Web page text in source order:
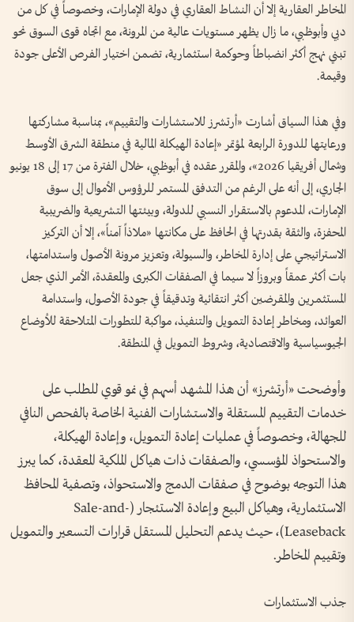
المخاطر العقارية إلا أن النشاط العقاري في دولة الإمارات، وخصوصاً في كل من
دبي وأبوظبي، ما زال يظهر مستويات عالية من المرونة، مع اتجاه قوى السوق نحو
تبني نهج أكثر انضباطاً وحوكمة استثمارية، تضمن اختيار الفرص الأعلى جودة
وقيمة.
وفي هذا السياق أشارت «أرتشرز للاستشارات والتقييم»، بمناسبة مشاركتها
ورعايتها للدورة الرابعة لمؤتمر «إعادة الهيكلة المالية في منطقة الشرق الأوسط
وشمال أفريقيا 2026»، والمقرر عقده في أبوظبي، خلال الفترة من 17 إلى 18 يونيو
الجاري، إلى أنه على الرغم من التدفق المستمر للرؤوس الأموال إلى سوق
الإمارات، المدعوم بالاستقرار النسبي للدولة، وبيئتها التشريعية والضريبية
المحفزة، والثقة بقدرتها في الحافظ على مكانتها «ملاذاً آمناً»، إلا أن التركيز
الاستراتيجي على إدارة المخاطر، والسيولة، وتعزيز مرونة الأصول واستدامتها،
بات أكثر عمقاً وبروزاً لا سيما في الصفقات الكبرى والمعقدة، الأمر الذي جعل
المستثمرين والمقرضين أكثر انتقائية وتدقيقاً في جودة الأصول، واستدامة
العوائد، ومخاطر إعادة التمويل والتنفيذ، مواكبة للتطورات المتلاحقة للأوضاع
الجيوسياسية والاقتصادية، وشروط التمويل في المنطقة.
وأوضحت «أرتشرز» أن هذا المشهد أسهم في نمو قوي للطلب على
خدمات التقييم المستقلة والاستشارات الفنية الخاصة بالفحص النافي
للجهالة، وخصوصاً في عمليات إعادة التمويل، وإعادة الهيكلة،
والاستحواذ المؤسسي، والصفقات ذات هياكل الملكية المعقدة، كما يبرز
هذا التوجه بوضوح في صفقات الدمج والاستحواذ، وتصفية المحافظ
الاستثمارية، وهياكل البيع وإعادة الاستئجار (Sale-and-
Leaseback)، حيث يدعم التحليل المستقل قرارات التسعير والتمويل
وتقييم المخاطر.
جذب الاستثمارات